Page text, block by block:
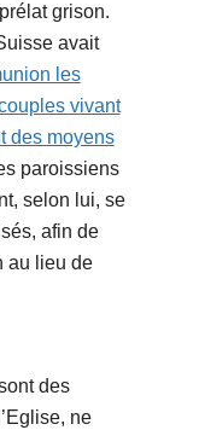
grison.
avait
les
vivant
des moyens
paroissiens
selon lui, se
afin de
au lieu de
des
ne